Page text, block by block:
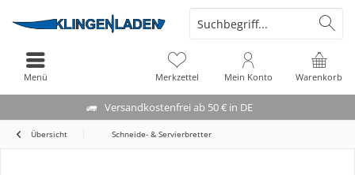
Versandkostenfrei ab 50 € in DE
Warenkorb
Merkzettel Mein Konto
Menü
Übersicht Schneide- & Servierbretter